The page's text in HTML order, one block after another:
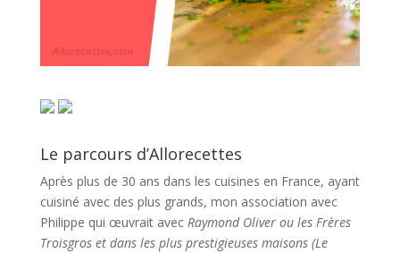
Le parcours d’Allorecettes
Après plus de 30 ans dans les cuisines en France, ayant
cuisiné avec des plus grands, mon association avec
Philippe qui œuvrait avec Raymond Oliver ou les Frères
Troisgros et dans les plus prestigieuses maisons (Le